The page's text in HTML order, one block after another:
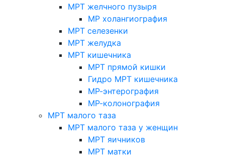
МРТ желчного пузыря
МР холангиография
МРТ селезенки
МРТ желудка
МРТ кишечника
МРТ прямой кишки
Гидро МРТ кишечника
МР-энтерография
МР-колонография
МРТ малого таза
МРТ малого таза у женщин
МРТ яичников
МРТ матки